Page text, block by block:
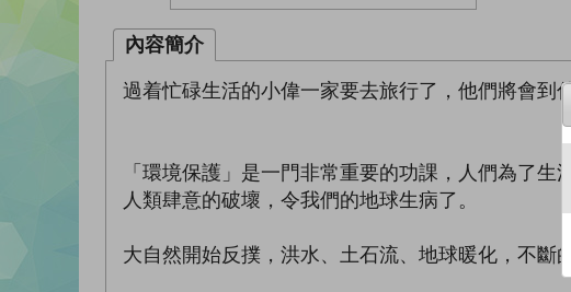
內容簡介
過着忙碌生活的小偉一家要去旅行了，他們將會到
「環境保護」是一門非常重要的功課，人們為了
人類肆意的破壞，令我們的地球生病了。
大自然開始反撲，洪水、土石流、地球暖化，不斷